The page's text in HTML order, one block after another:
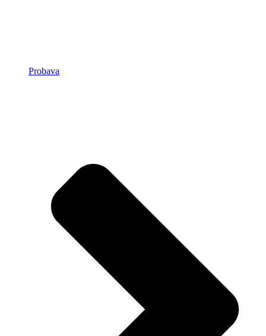
Probava